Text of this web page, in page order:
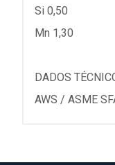
Si 0,50
Mn 1,30
DADOS
AWS / ASME